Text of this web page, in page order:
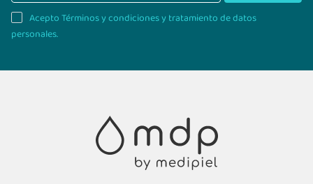
Acepto Términos y condiciones y tratamiento de datos
personales.